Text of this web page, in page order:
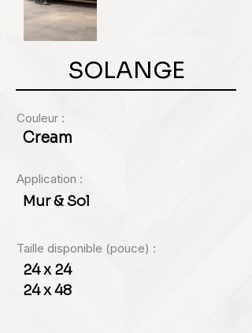
SOLANGE
Couleur :
Cream
Application :
Mur & Sol
Taille disponible (pouce) :
24 x 24
24 x 48